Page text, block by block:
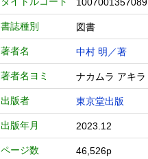
書誌種別 図書
著者名 中村 明／著
著者名ヨミ ナカムラ アキラ
出版者 東京堂出版
出版年月 2023.12
ページ数 46,526p